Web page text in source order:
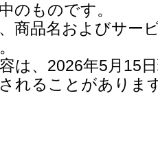
のものです。
商品名およびサー
は、2026年5月15
れることがありま